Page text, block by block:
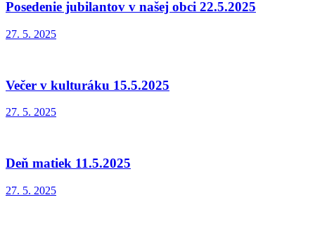
Posedenie jubilantov v našej obci 22.5.2025
27. 5. 2025
Večer v kulturáku 15.5.2025
27. 5. 2025
Deň matiek 11.5.2025
27. 5. 2025